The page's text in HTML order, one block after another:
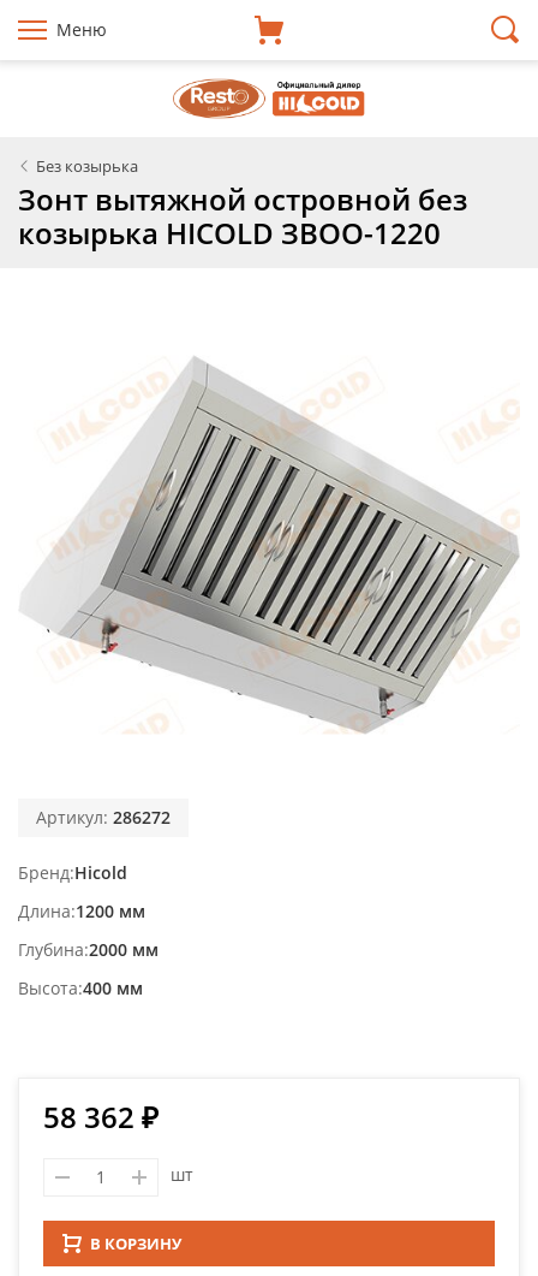
Меню
Без козырька
Зонт вытяжной островной без
козырька HICOLD ЗВОО-1220
Артикул: 286272
Бренд Hicold
Длина 1200 мм
Глубина 2000 мм
Высота 400 мм
58 362 ₽
шт
В КОРЗИНУ